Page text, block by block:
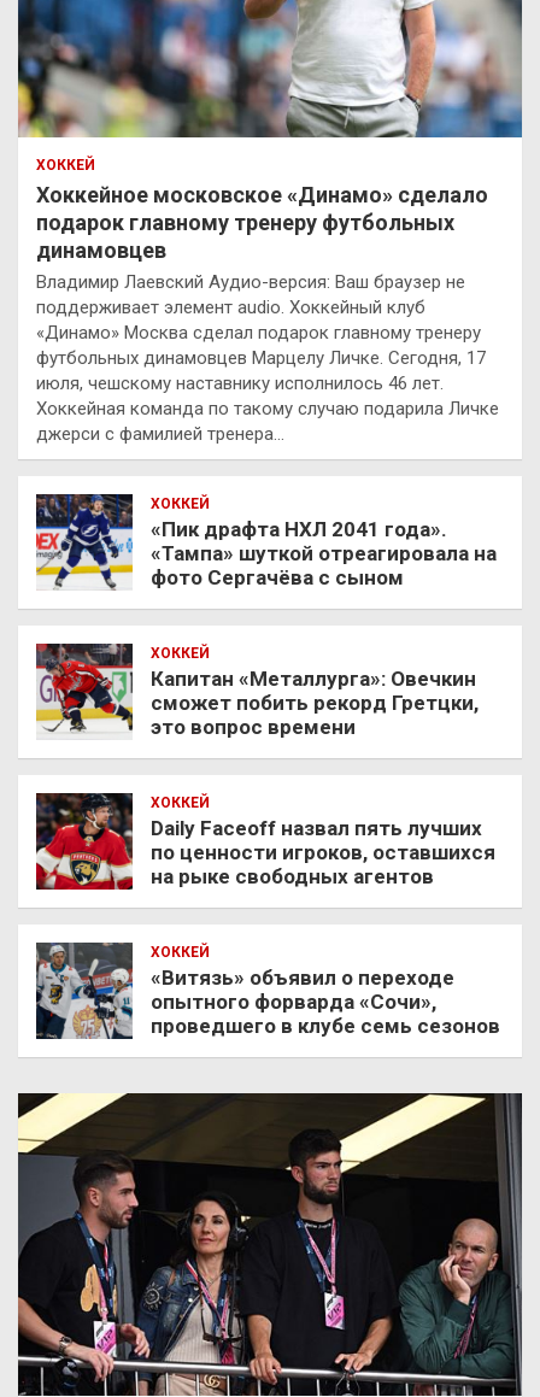
ХОККЕЙ
Хоккейное московское «Динамо» сделало
подарок главному тренеру футбольных
динамовцев
Владимир Лаевский Аудио-версия: Ваш браузер не
поддерживает элемент audio. Хоккейный клуб
«Динамо» Москва сделал подарок главному тренеру
футбольных динамовцев Марцелу Личке. Сегодня, 17
июля, чешскому наставнику исполнилось 46 лет.
Хоккейная команда по такому случаю подарила Личке
джерси с фамилией тренера…
ХОККЕЙ
«Пик драфта НХЛ 2041 года».
«Тампа» шуткой отреагировала на
фото Сергачёва с сыном
ХОККЕЙ
Капитан «Металлурга»: Овечкин
сможет побить рекорд Гретцки,
это вопрос времени
ХОККЕЙ
Daily Faceoff назвал пять лучших
по ценности игроков, оставшихся
на рыке свободных агентов
ХОККЕЙ
«Витязь» объявил о переходе
опытного форварда «Сочи»,
проведшего в клубе семь сезонов